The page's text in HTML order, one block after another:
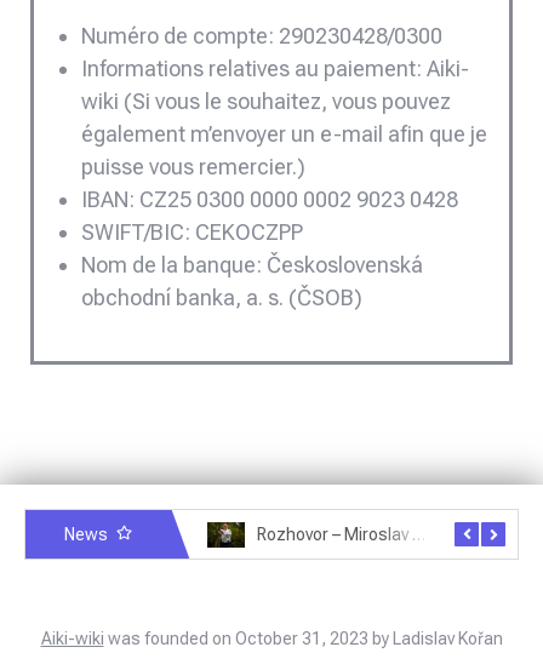
Numéro de compte: 290230428/0300
Informations relatives au paiement: Aiki-
wiki (Si vous le souhaitez, vous pouvez
également m’envoyer un e-mail afin que je
puisse vous remercier.)
IBAN: CZ25 0300 0000 0002 9023 0428
SWIFT/BIC: CEKOCZPP
Nom de la banque: Československá
obchodní banka, a. s. (ČSOB)
News Rozhovor – Miroslav Šmíd – 22.3.2025
Aiki-wiki was founded on October 31, 2023 by Ladislav Kořan